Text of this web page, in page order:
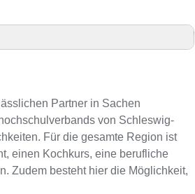
Anzeige
Partner in Sachen
von Schleswig-
Für die gesamte Region ist
einen Kochkurs, eine berufliche
Zudem besteht hier die Möglichkeit,